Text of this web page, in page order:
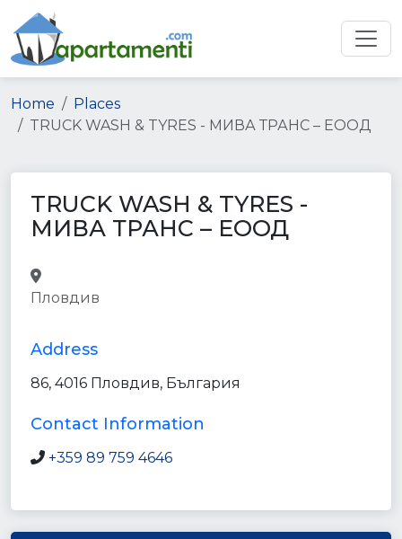
Home
Places
TRUCK WASH & TYRES - МИВА ТРАНС – ЕООД
TRUCK WASH & TYRES -
МИВА ТРАНС – ЕООД
Пловдив
Address
86, 4016 Пловдив, България
Contact Information
+359 89 759 4646